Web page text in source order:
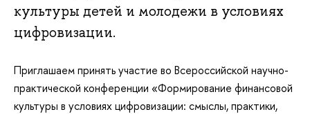
культуры детей и молодежи в условиях
цифровизации.
Приглашаем принять участие во Всероссийской научно-
практической конференции «Формирование финансовой
культуры в условиях цифровизации: смыслы, практики,